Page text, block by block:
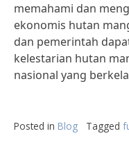
memahami dan
ekonomis hutan
dan pemerintah
kelestarian hutan
nasional yang
Posted in Blog Tagged